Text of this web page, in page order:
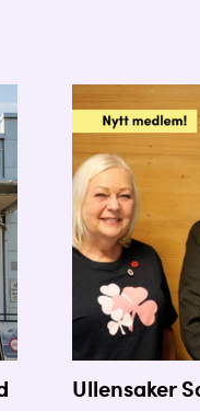
Ullensaker